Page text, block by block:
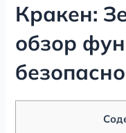
Кракен:
обзор